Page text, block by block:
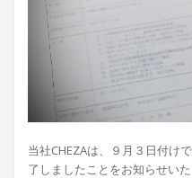
当社CHEZAは、９月３日付け
了しましたことをお知らせいた